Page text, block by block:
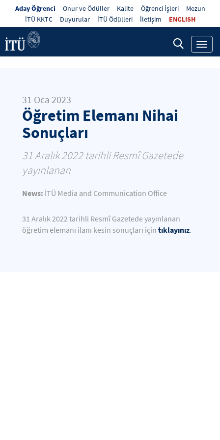
Aday Öğrenci Onur ve Ödüller Kalite Öğrenci İşleri
Mezun
İTÜ KKTC
Duyurular İTÜ Ödülleri İletişim ENGLISH
31 Oca 2023
Öğretim Elemanı Nihai
Sonuçları
31 Aralık 2022 tarihli Resmî Gazetede
yayınlanan
News: İTÜ Media and Communication Office
31 Aralık 2022 tarihli Resmî Gazetede yayınlanan
öğretim elemanı ilanı kesin sonuçları için tıklayınız.